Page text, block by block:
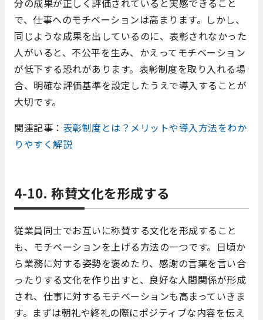
で、仕事へのモチベーションは高まります。しかし、
同じような成果を出しているのに、表彰されなかった
人がいると、不公平を生み、かえってモチベーション
が低下する恐れがあります。表彰制度を取り入れる場
合、明確な評価基準を設定したうえで導入することが
大切です。
関連記事： 表彰制度とは？メリットや導入方法をわか
りやすく解説
4-10. 称賛文化を形成する
従業員同士でお互いに称賛する文化を形成すること
も、モチベーションを上げる方法の一つです。日頃か
ら業務に対する姿勢を褒めたり、感謝の言葉を言い合
ったりする文化を作り出すと、良好な人間関係が形成
され、仕事に対するモチベーションも高まっていきま
す。まずは朝礼や終礼の際にポジティブな内容を伝え